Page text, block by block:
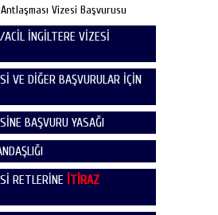
Vizesi Başvurusu
ACİL İNGİLTERE VİZESİ
VE DİĞER BAŞVURULAR İÇİN
BAŞVURU YASAĞI
RETLERİNE İTİRAZ